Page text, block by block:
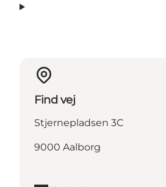
Find vej
Stjernepladsen 3C
9000 Aalborg